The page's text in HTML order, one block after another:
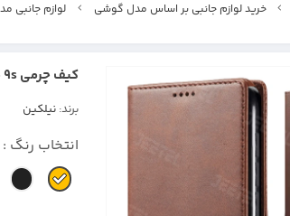
خرید لوازم جانبی بر اساس مدل گوشی لوازم جانبی
کیف چرمی Xiaomi Redmi Note 9 Pro / Note 9s مدل لپ تاپی جاکارتی دار
برند:نیلکین
انتخاب رنگ :